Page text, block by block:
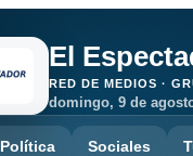
El
RED DE MEDIOS ·
domingo, 9 de
Política Sociales